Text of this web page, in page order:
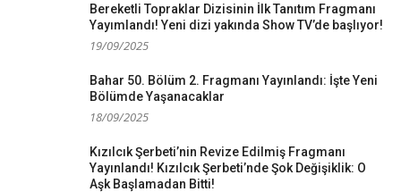
Bereketli Topraklar Dizisinin İlk Tanıtım Fragmanı
Yayımlandı! Yeni dizi yakında Show TV’de başlıyor!
19/09/2025
Bahar 50. Bölüm 2. Fragmanı Yayınlandı: İşte Yeni
Bölümde Yaşanacaklar
18/09/2025
Kızılcık Şerbeti’nin Revize Edilmiş Fragmanı
Yayınlandı! Kızılcık Şerbeti’nde Şok Değişiklik: O
Aşk Başlamadan Bitti!